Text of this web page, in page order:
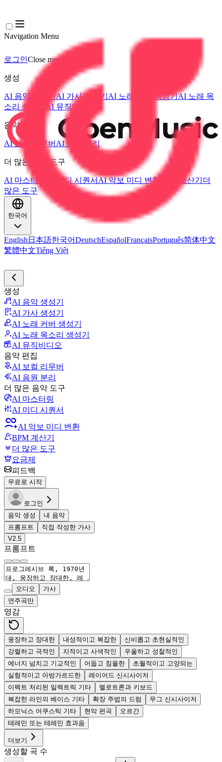
Navigation Menu
로그인Close menu
생성
AI 음악 생성기AI 가사 생성기 AI 노래 커버 생성기AI 노래 목
소리 생성기
AI 뮤직비디오
음악 편집
AI 보컬 리무버 AI 음원 분리
더 많은 음악 도구
AI 마스터링 AI 미디 시퀀서AI 악보 미디 변환 BPM 계산기 더
많은 도구
한국어
English 日本語한국어DeutschEspañolFrançaisPortuguês简体中文
繁體中文Tiếng Việt
생성
AI 음악 생성기
AI 가사 생성기
AI 노래 커버 생성기
AI 노래 목소리 생성기
AI 뮤직비디오
음악 편집
AI 보컬 리무버
AI 음원 분리
더 많은 음악 도구
AI 마스터링
AI 미디 시퀀서
AI 악보 미디 변환
BPM 계산기
더 많은 도구
요금제
피드백
무료로 시작
로그인
음악 생성
내 음악
프롬프트
직접 작성한 가사
V2.5
프롬프트
오디오
가사
연주곡만
영감
웅장하고 장대한 내성적이고 복잡한
신비롭고 초현실적인
강렬하고 극적인
지적이고 사색적인
우울하고 성찰적인
에너지 넘치고 기교적인
어둡고 침울한
초월적이고 고양되는
실험적이고 아방가르드한
레이어드 신시사이저
이펙트 처리된 일렉트릭 기타
멜로트론과 키보드
복잡한 라인의 베이스 기타
확장 주법의 드럼
무그 신시사이저
하모닉스 어쿠스틱 기타
현악 편곡
오르간
테레민 또는 테레민 효과음
더보기
생성할 곡 수